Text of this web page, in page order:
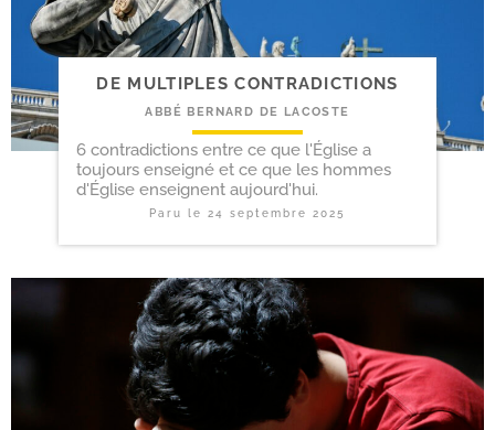
DE MULTIPLES CONTRADICTIONS
ABBÉ BERNARD DE LACOSTE
6 contradictions entre ce que l'Église a
toujours enseigné et ce que les hommes
d'Église enseignent aujourd'hui.
Paru le24 septembre 2025